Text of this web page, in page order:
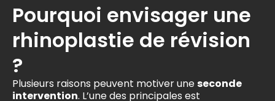
Pourquoi envisager une
rhinoplastie de révision
?
Plusieurs raisons peuvent motiver uneseconde
intervention. L’une des principales est